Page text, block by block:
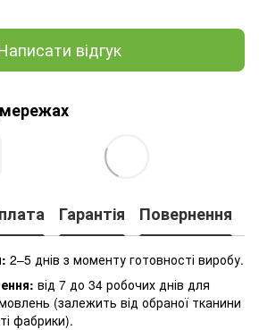
відгук
Гарантія Повернення
2–5 днів з моменту готовності виробу.
від 7 до 34 робочих днів для
(залежить від обраної тканини
фабрики).